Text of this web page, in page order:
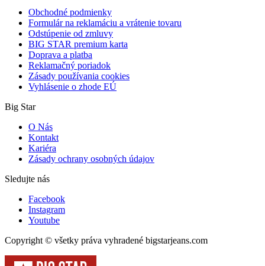
Obchodné podmienky
Formulár na reklamáciu a vrátenie tovaru
Odstúpenie od zmluvy
BIG STAR premium karta
Doprava a platba
Reklamačný poriadok
Zásady používania cookies
Vyhlásenie o zhode EÚ
Big Star
O Nás
Kontakt
Kariéra
Zásady ochrany osobných údajov
Sledujte nás
Facebook
Instagram
Youtube
Copyright © všetky práva vyhradené bigstarjeans.com